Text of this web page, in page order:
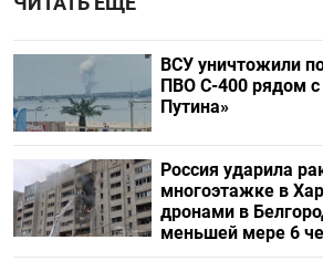
ВСУ уничтожили
ПВО С-400 рядом
Путина»
Россия ударила
многоэтажке в
дронами в
меньшей мере 6